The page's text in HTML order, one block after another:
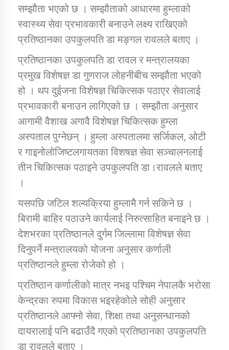
कार्यक्रम कार्यान्वयन एकाई जुम्लाको सुचना
कर्णाली प्राविधि शिक्षालय जुम्लाको सुचना
तातोपानी गाउँपालिकाको न्यायिक समिति सम्बन्धी सन्देश
तातोपानी गाउँपालिका जुम्लाको महिला तथा लैङ्गिक हिंसा
सम्बन्धी सूचना सन्देश
तातोपानी गाउँपालिका जुम्लाको महिनावारी सम्बन्धिकाे
सन्देश
तातोपानी गाउँपालिका जुम्लाको बालविवाह सन्देश
सम्झौता भएको छ । सम्झौताको आधारमा हुम्लाको
स्वास्थ्य सेवा प्रभावकारी बनाउने लक्ष्य राखिएको
प्रतिष्ठानका उपकुलपति डा मङ्गल रावलले बताए ।
प्रतिष्ठानका उपकुलपति डा रावल र मन्त्रालयका
प्रमुख विशेषज्ञ डा गुणराज लोहनीबीच सम्झौता भएको
हो । थप दुईजना विशेषज्ञ चिकित्सक पठाएर सेवालाई
प्रभावकारी बनाउन लागिएको छ । सम्झौता अनुसार
आगामी वैशाख अगावै विशेषज्ञ चिकित्सक हुम्ला
अस्पताल पुग्नेछन् । हुम्ला अस्पतालमा सर्जिकल, ओटी
र गाइनोलोजिष्टलगायतका विशषज्ञ सेवा सञ्चालनलाई
तीन चिकित्सक पठाइने उपकुलपति डा।रावलले बताए
।
यसपछि जटिल शल्यक्रिया हुम्लामै गर्न सकिने छ ।
बिरामी बाहिर पठाउने कार्यलाई निरुत्साहित बनाइने छ ।
देशभरका प्रतिष्ठानले दुर्गम जिल्लामा विशेषज्ञ सेवा
दिनुपर्ने मन्त्रालयको योजना अनुसार कर्णाली
प्रतिष्ठानले हुम्ला रोजेको हो ।
प्रतिष्ठान कर्णालीको मात्र नभइ पश्चिम नेपालकै भरोसा
केन्द्रका रुपमा विकास भइरहेकोले सोही अनुसार
प्रतिष्ठानले आफ्नो सेवा, शिक्षा तथा अनुसन्धानको
दायरालाई पनि बढाउँदै गएको प्रतिष्ठानका उपकुलपति
डा रावलले बताए ।